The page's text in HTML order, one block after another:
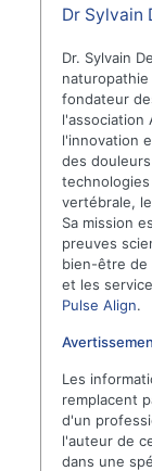
Dr Sylvain
Dr. Sylvain
fondateur
l'association
l'innovation
des
vertébrale,
Sa mission
preuves
bien-être de
et les
Pulse Align.
Les
remplacent
d'un
l'auteur de
dans une